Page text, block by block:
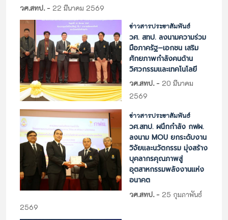
วศ.สทป.- 22 มีนาคม 2569
ข่าวสารประชาสัมพันธ์
วศ. สทป. ลงนามความร่วม
มือภาครัฐ–เอกชน เสริม
ศักยภาพกำลังคนด้าน
วิศวกรรมและเทคโนโลยี
วศ.สทป.- 20 มีนาคม
2569
ข่าวสารประชาสัมพันธ์
วศ.สทป. ผนึกกำลัง กฟผ.
ลงนาม MOU ยกระดับงาน
วิจัยและนวัตกรรม มุ่งสร้าง
บุคลากรคุณภาพสู่
อุตสาหกรรมพลังงานแห่ง
อนาคต
วศ.สทป.- 25 กุมภาพันธ์
2569